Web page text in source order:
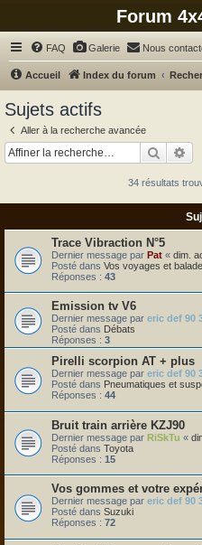
Forum
FAQ Galerie Nous
Accueil Index du forum
Sujets actifs
Aller à la recherche avancée
34 résultats
Trace Vibraction N°5
Dernier message par Pat « dim.
Posté dans Vos voyages et
Réponses : 43
Emission tv V6
Dernier message par eric def 90
Posté dans Débats
Réponses : 3
Pirelli scorpion AT + plus
Dernier message par eric def 90
Posté dans Pneumatiques et
Réponses : 44
Bruit train arrière KZJ90
Dernier message par RiSkTu «
Posté dans Toyota
Réponses : 15
Vos gommes et votre
Dernier message par eric def 90
Posté dans Suzuki
Réponses : 72